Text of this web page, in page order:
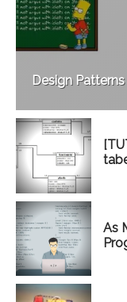
Design
As